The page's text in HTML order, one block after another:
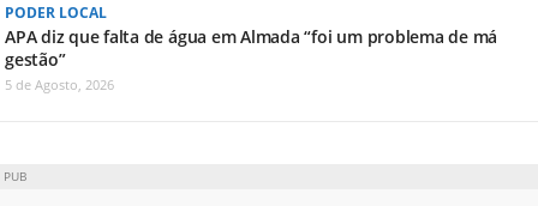
PODER LOCAL
APA diz que falta de água em Almada “foi um problema de má
gestão”
5 de Agosto, 2026
PUB